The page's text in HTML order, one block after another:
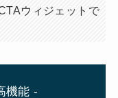
ウィジェットで
機能 -